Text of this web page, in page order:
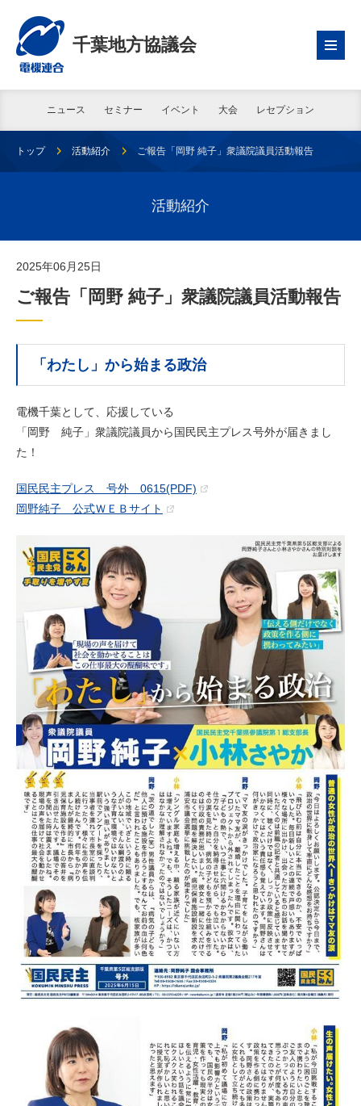
千葉地方協議会
ニュース セミナー イベント 大会 レセプション
トップ 活動紹介 ご報告「岡野 純子」衆議院議員活動報告
活動紹介
2025年06月25日
ご報告「岡野 純子」衆議院議員活動報告
「わたし」から始まる政治
電機千葉として、応援している
「岡野 純子」衆議院議員から国民民主プレス号外が届きまし
た！
国民民主プレス 号外 0615(PDF)
岡野純子 公式ＷＥＢサイト